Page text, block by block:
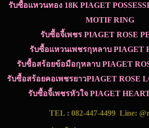
รับซื้อแหวนทอง 18K PIAGET
MOTIF RING
รับซื้อจี้เพชร PIAGET ROSE
รับซื้อแหวนเพชรกุหลาบ PIAGET
รับซื้อสร้อยข้อมือกุหลาบ PIAGET
รับซื้อสร้อยคอเพชรยาวPIAGET ROSE
รับซื้อจี้เพชรหัวใจ PIAGET
TEL : 082-447-4499 Line: